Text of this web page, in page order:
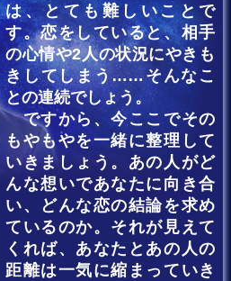
は、とても難しいことで
す。恋をしていると、相手
の心情や2人の状況にやきも
きしてしまう……そんなこ
との連続でしょう。
ですから、今ここでその
もやもやを一緒に整理して
いきましょう。あの人がど
んな想いであなたに向き合
い、どんな恋の結論を求め
ているのか。それが見えて
くれば、あなたとあの人の
距離は一気に縮まっていき